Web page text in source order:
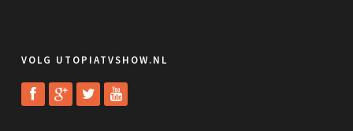
VOLG UTOPIATVSHOW.NL